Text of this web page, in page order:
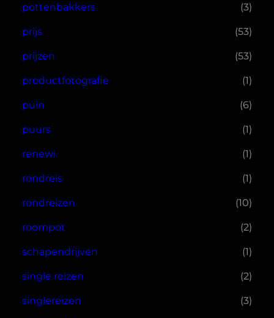
pottenbakkers (3)
prijs (53)
prijzen (53)
productfotografie (1)
puin (6)
puurs (1)
renewi (1)
rondreis (1)
rondreizen (10)
roompot (2)
schapendrijven (1)
single reizen (2)
singlereizen (3)